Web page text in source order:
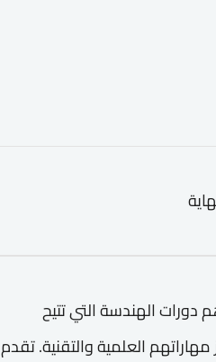
الهندسة التي تتيح
العلمية والتقنية. تقدم